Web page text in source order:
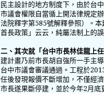
民主設計的地方制度下，由於台
市議會權限自當循上開法律規定
法院釋字第585號解釋參照）。
首長政策」云云，純屬法制上的
二、其次就「台中市長林佳龍上
建計畫乃前市長胡自強所一手主
台中市議會審議通過。工程於
任後發現報價不斷增加，不僅經
市長遂果斷停建，並於今年2月